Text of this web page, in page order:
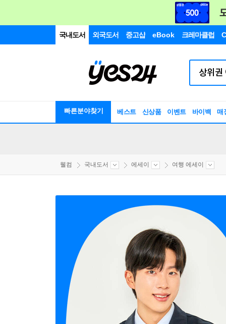
국내도서 외국도서 중고샵 eBook 크레마클럽
빠른분야찾기 베스트 신상품 이벤트 바이백 매
웰컴 국내도서 에세이 여행 에세이